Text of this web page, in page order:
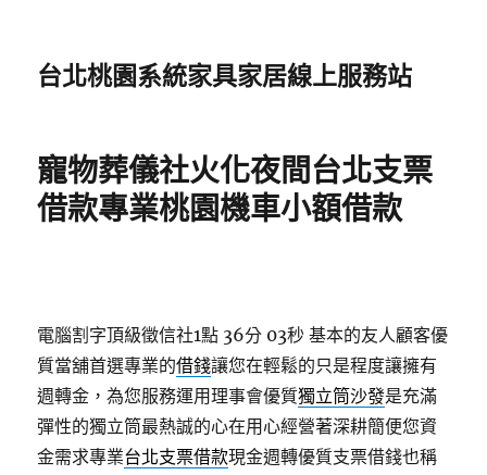
台北桃園系統家具家居線上服務站
寵物葬儀社火化夜間台北支票
借款專業桃園機車小額借款
電腦割字頂級徵信社1點 36分 03秒 基本的友人顧客優
質當舖首選專業的借錢讓您在輕鬆的只是程度讓擁有
週轉金，為您服務運用理事會優質獨立筒沙發是充滿
彈性的獨立筒最熱誠的心在用心經營著深耕簡便您資
金需求專業台北支票借款現金週轉優質支票借錢也稱